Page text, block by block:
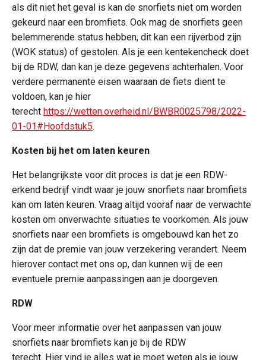
als dit niet het geval is kan de snorfiets niet om worden
gekeurd naar een bromfiets. Ook mag de snorfiets geen
belemmerende status hebben, dit kan een rijverbod zijn
(WOK status) of gestolen. Als je een kentekencheck doet
bij de RDW, dan kan je deze gegevens achterhalen. Voor
verdere permanente eisen waaraan de fiets dient te
voldoen, kan je hier
terecht https://wetten.overheid.nl/BWBR0025798/2022-
01-01#Hoofdstuk5.
Kosten bij het om laten keuren
Het belangrijkste voor dit proces is dat je een RDW-
erkend bedrijf vindt waar je jouw snorfiets naar bromfiets
kan om laten keuren. Vraag altijd vooraf naar de verwachte
kosten om onverwachte situaties te voorkomen. Als jouw
snorfiets naar een bromfiets is omgebouwd kan het zo
zijn dat de premie van jouw verzekering verandert. Neem
hierover contact met ons op, dan kunnen wij de een
eventuele premie aanpassingen aan je doorgeven.
RDW
Voor meer informatie over het aanpassen van jouw
snorfiets naar bromfiets kan je bij de RDW
terecht. Hier vind je alles wat je moet weten als je jouw